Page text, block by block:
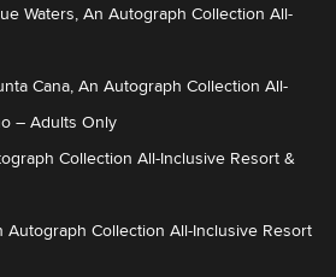
Waters, An Autograph Collection All-
Cana, An Autograph Collection All-
– Adults Only
Collection All-Inclusive Resort &
Autograph Collection All-Inclusive Resort